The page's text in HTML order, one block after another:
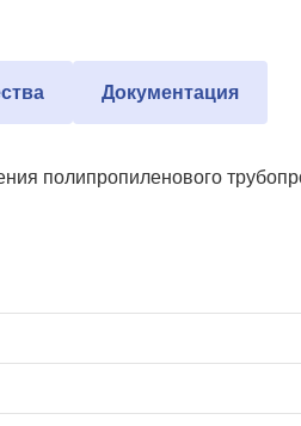
Документация
полипропиленового